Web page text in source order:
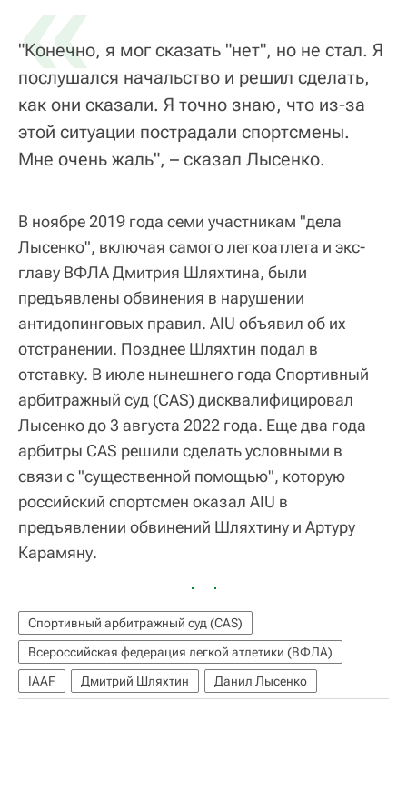
"Конечно, я мог сказать "нет", но не стал. Я
послушался начальство и решил сделать,
как они сказали. Я точно знаю, что из-за
этой ситуации пострадали спортсмены.
Мне очень жаль", – сказал Лысенко.
В ноябре 2019 года семи участникам "дела
Лысенко", включая самого легкоатлета и экс-
главу ВФЛА Дмитрия Шляхтина, были
предъявлены обвинения в нарушении
антидопинговых правил. AIU объявил об их
отстранении. Позднее Шляхтин подал в
отставку. В июле нынешнего года Спортивный
арбитражный суд (CAS) дисквалифицировал
Лысенко до 3 августа 2022 года. Еще два года
арбитры CAS решили сделать условными в
связи с "существенной помощью", которую
российский спортсмен оказал AIU в
предъявлении обвинений Шляхтину и Артуру
Карамяну.
Спортивный арбитражный суд (CAS)
Всероссийская федерация легкой атлетики (ВФЛА)
IAAF
Дмитрий Шляхтин Данил Лысенко